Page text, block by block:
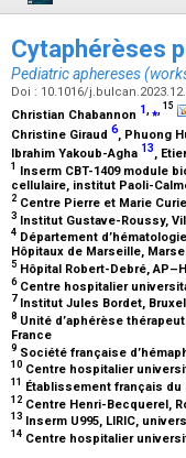
Cytaphérèses
Pediatric aphereses
Doi : 10.1016/
Christian Chabannon 1,⁎, 15
Christine Giraud 6, Phuong
Ibrahim Yakoub-Agha 13,
1 Inserm CBT-1409 module
cellulaire, institut Paoli-
2 Centre Pierre et Marie
3 Institut Gustave-Roussy,
4 Département
Hôpitaux de Marseille,
5 Hôpital Robert-Debré,
6Centre hospitalier
7 Institut Jules Bordet,
8 Unité d’aphérèse
France
9 Société française
10 Centre hospitalier
11 Établissement français du
12 Centre Henri-Becquerel,
13 Inserm U995, LIRIC,
14 Centre hospitalier